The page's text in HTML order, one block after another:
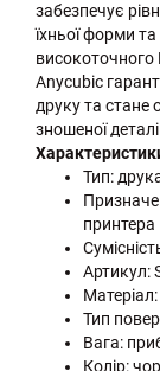
забезпечує
їхньої форми
високоточного
Anycubic
друку та стане
зношеної
Тип:
принтера
Артикул:
Тип
Вага:
Колір: